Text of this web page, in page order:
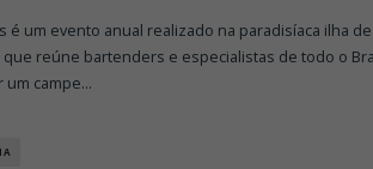
é um evento anual realizado na paradisíaca ilha
reúne bartenders e especialistas de todo o
um campe...